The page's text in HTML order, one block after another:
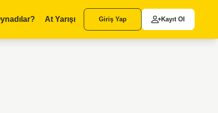
At Yarışı Giriş Yap Kayıt Ol